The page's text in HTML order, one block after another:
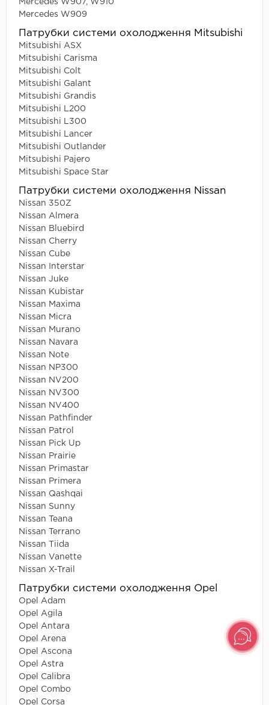
Mercedes W907, W910
Mercedes W909
Патрубки системи охолодження Mitsubishi
Mitsubishi ASX
Mitsubishi Carisma
Mitsubishi Colt
Mitsubishi Galant
Mitsubishi Grandis
Mitsubishi L200
Mitsubishi L300
Mitsubishi Lancer
Mitsubishi Outlander
Mitsubishi Pajero
Mitsubishi Space Star
Патрубки системи охолодження Nissan
Nissan 350Z
Nissan Almera
Nissan Bluebird
Nissan Cherry
Nissan Cube
Nissan Interstar
Nissan Juke
Nissan Kubistar
Nissan Maxima
Nissan Micra
Nissan Murano
Nissan Navara
Nissan Note
Nissan NP300
Nissan NV200
Nissan NV300
Nissan NV400
Nissan Pathfinder
Nissan Patrol
Nissan Pick Up
Nissan Prairie
Nissan Primastar
Nissan Primera
Nissan Qashqai
Nissan Sunny
Nissan Teana
Nissan Terrano
Nissan Tiida
Nissan Vanette
Nissan X-Trail
Патрубки системи охолодження Opel
Opel Adam
Opel Agila
Opel Antara
Opel Arena
Opel Ascona
Opel Astra
Opel Calibra
Opel Combo
Opel Corsa